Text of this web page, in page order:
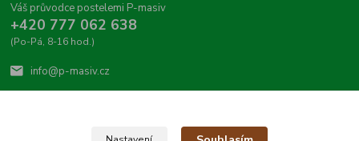
Váš průvodce postelemi P-masiv
+420 777 062 638
(Po-Pá, 8-16 hod.)
info@p-masiv.cz